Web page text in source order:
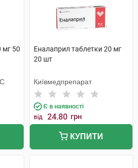
мг 50
Еналаприл таблетки 20 мг
20 шт
Київмедпрепарат
Є в наявності
від 24.80 грн
КУПИТИ